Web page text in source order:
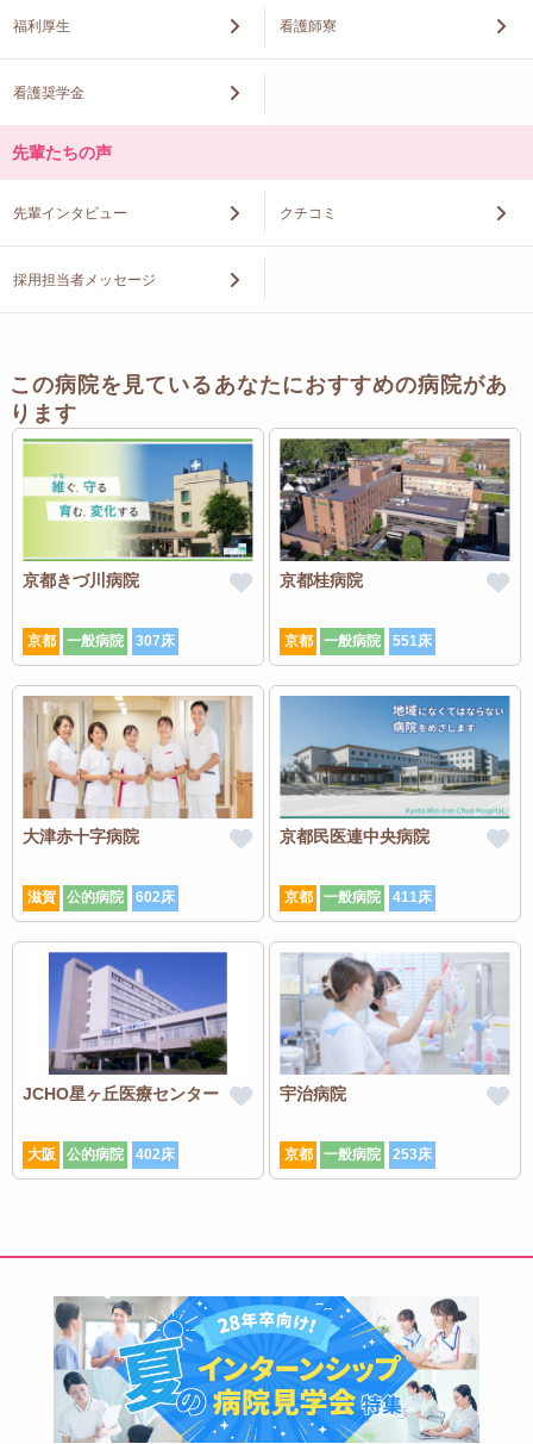
福利厚生 看護師寮
看護奨学金
先輩たちの声
先輩インタビュー クチコミ
採用担当者メッセージ
この病院を見ているあなたにおすすめの病院があ
ります
京都きづ川病院
京都 一般病院 307床
京都桂病院
京都 一般病院 551床
大津赤十字病院
滋賀 公的病院 602床
京都民医連中央病院
京都 一般病院 411床
JCHO星ヶ丘医療センター
大阪 公的病院 402床
宇治病院
京都 一般病院 253床